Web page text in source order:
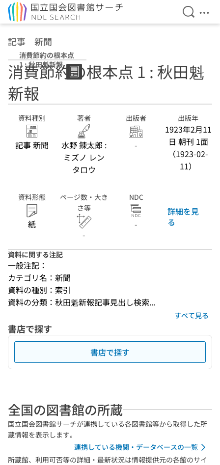
検索を
メ
記事 新聞
消費節約の根本点
1 : 秋田魁新報
消費節約の根本点 1 : 秋田魁
新報
資料種別
記事 新聞
著者
水野 錬太郎 :
ミズノ レン
タロウ
出版者
-
出版年
1923年2月11
日 朝刊 1面
（1923-02-
11）
資料形態
紙
ページ数・大き
さ等
-
NDC
-
詳細を見
る
資料に関する注記
一般注記：
カテゴリ名：新聞
資料の種別：索引
資料の分類：秋田魁新報記事見出し検索...
すべて見る
書店で探す
書店で探す
全国の図書館の所蔵
国立国会図書館サーチが連携している各図書館等から取得した所
蔵情報を表示します。
連携している機関・データベースの一覧
所蔵館、利用可否等の詳細・最新状況は情報提供元の各館のサイ